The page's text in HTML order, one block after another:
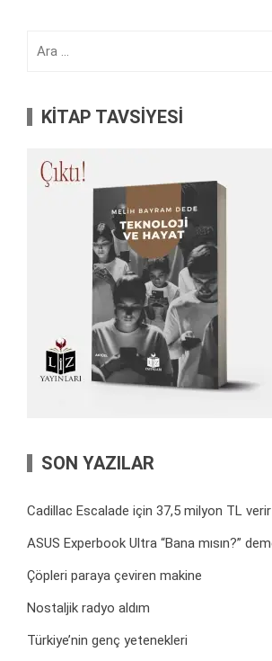
KİTAP TAVSİYESİ
SON YAZILAR
Cadillac Escalade için 37,5 milyon TL
ASUS Experbook Ultra “Bana mısın?”
Çöpleri paraya çeviren makine
Nostaljik radyo aldım
Türkiye’nin genç yetenekleri